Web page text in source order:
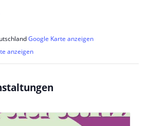
Google Karte anzeigen
anzeigen